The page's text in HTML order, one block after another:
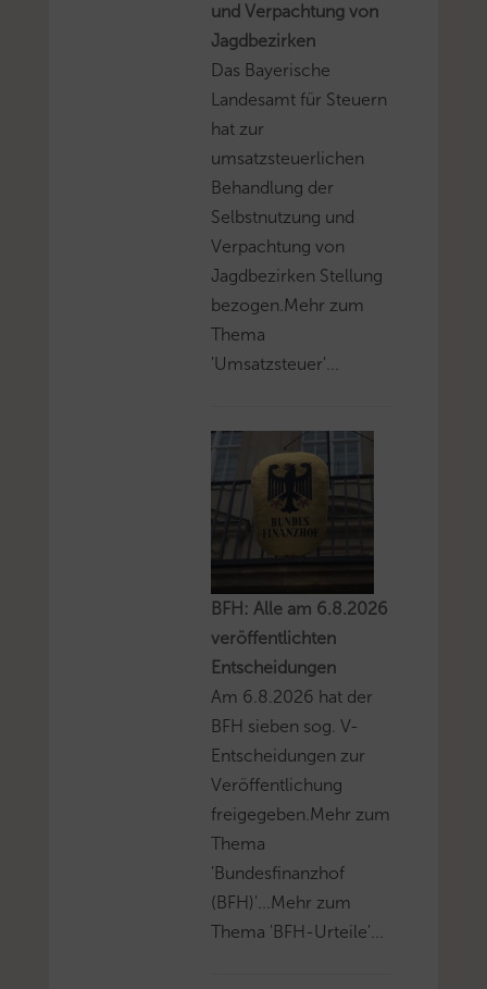
und Verpachtung von
Jagdbezirken
Das Bayerische
Landesamt für Steuern
hat zur
umsatzsteuerlichen
Behandlung der
Selbstnutzung und
Verpachtung von
Jagdbezirken Stellung
bezogen.Mehr zum
Thema
'Umsatzsteuer'...
BFH: Alle am 6.8.2026
veröffentlichten
Entscheidungen
Am 6.8.2026 hat der
BFH sieben sog. V-
Entscheidungen zur
Veröffentlichung
freigegeben.Mehr zum
Thema
'Bundesfinanzhof
(BFH)'...Mehr zum
Thema 'BFH-Urteile'...